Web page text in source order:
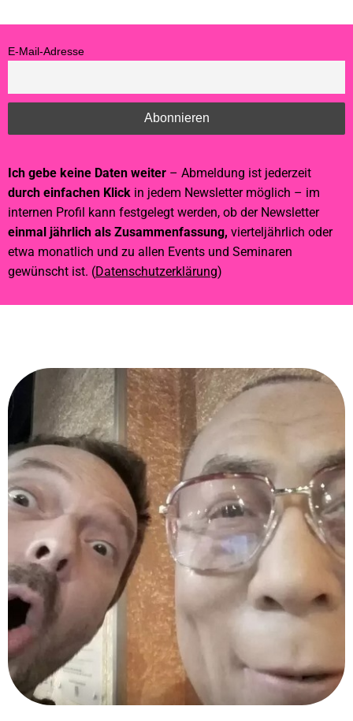
E-Mail-Adresse
Ich gebe keine Daten weiter – Abmeldung ist jederzeit
durch einfachen Klick in jedem Newsletter möglich – im
internen Profil kann festgelegt werden, ob der Newsletter
einmal jährlich als Zusammenfassung, vierteljährlich oder
etwa monatlich und zu allen Events und Seminaren
gewünscht ist. (Datenschutzerklärung)